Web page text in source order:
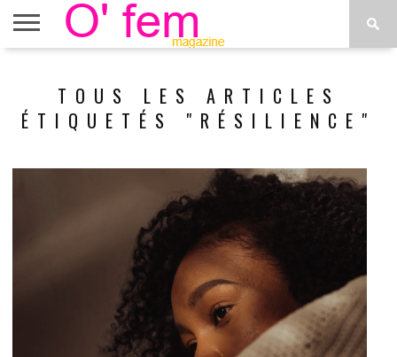
ÉTOILES
MENUS
TOUS LES ARTICLES
ÉTIQUETÉS "RÉSILIENCE"